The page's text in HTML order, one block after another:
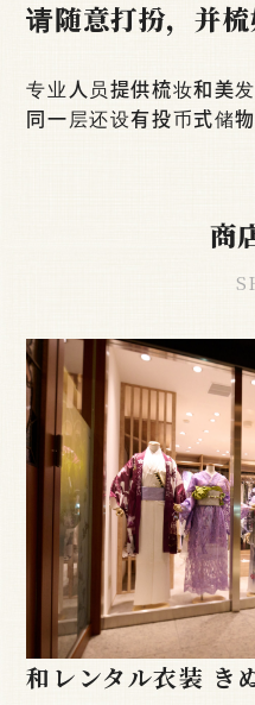
请随意打扮，并梳
专业人员提供梳妆和美发
同一层还设有投币式储
商
和レンタル衣装 き